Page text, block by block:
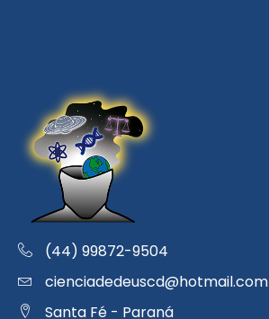
(44) 99872-9504
cienciadedeuscd@hotmail.com
Santa Fé - Paraná